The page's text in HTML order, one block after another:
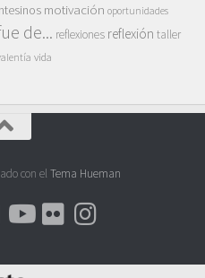
motivación oportunidades
de... reflexiones reflexión taller
vida
con elTema Hueman